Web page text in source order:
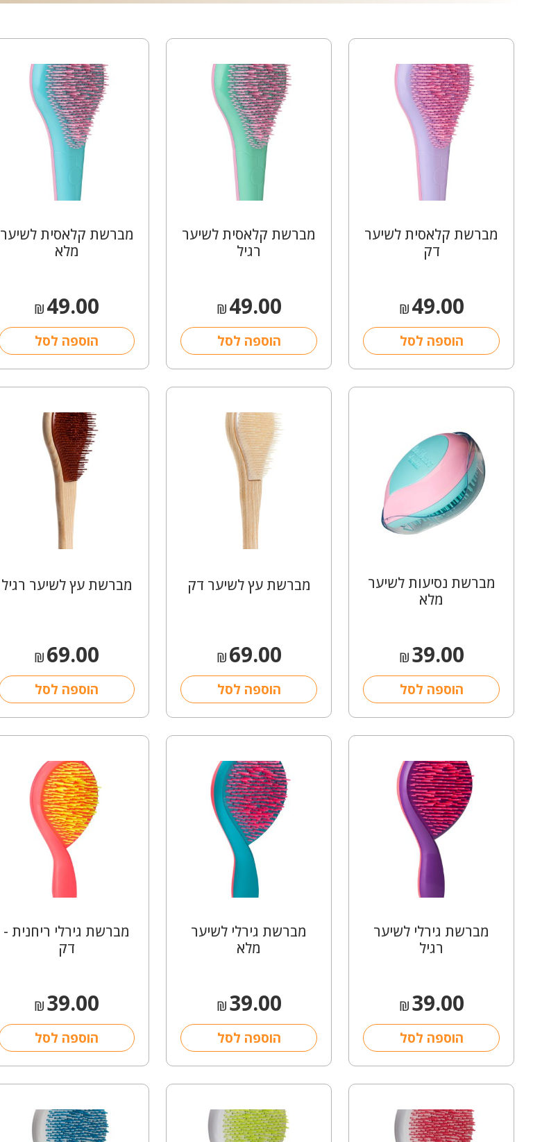
מברשת קלאסית לשיער
דק
₪49.00
הוספה לסל
מברשת קלאסית לשיער
רגיל
₪49.00
הוספה לסל
מברשת קלאסית לשיער
מלא
₪49.00
הוספה לסל
מברשת נסיעות לשיער
מלא
₪39.00
הוספה לסל
מברשת עץ לשיער דק
₪69.00
הוספה לסל
מברשת עץ לשיער רגיל
₪69.00
הוספה לסל
מברשת גירלי לשיער
רגיל
₪39.00
הוספה לסל
מברשת גירלי לשיער
מלא
₪39.00
הוספה לסל
מברשת גירלי ריחנית -
דק
₪39.00
הוספה לסל